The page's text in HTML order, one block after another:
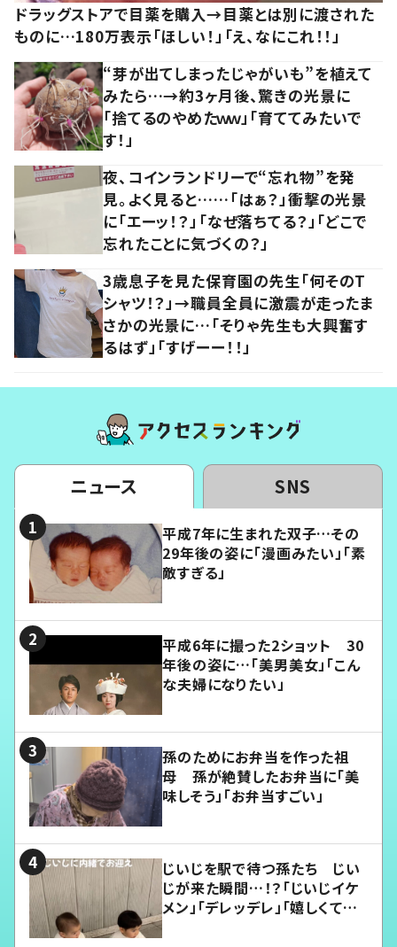
ドラッグストアで目薬を購入→目薬とは別に渡された
ものに…180万表示「ほしい！」「え、なにこれ！！」
“芽が出てしまったじゃがいも”を植えて
みたら…→約3ヶ月後、驚きの光景に
「捨てるのやめたｗｗ」「育ててみたいで
す！」
夜、コインランドリーで“忘れ物”を発
見。よく見ると……「はぁ？」衝撃の光景
に「エーッ！？」「なぜ落ちてる？」「どこで
忘れたことに気づくの？」
3歳息子を見た保育園の先生「何そのT
シャツ！？」→職員全員に激震が走ったま
さかの光景に…「そりゃ先生も大興奮す
るはず」「すげーー！！」
ニュース SNS
平成7年に生まれた双子…その
29年後の姿に「漫画みたい」「素
敵すぎる」
平成6年に撮った2ショット 30
年後の姿に…「美男美女」「こん
な夫婦になりたい」
孫のためにお弁当を作った祖
母 孫が絶賛したお弁当に「美
味しそう」「お弁当すごい」
じいじを駅で待つ孫たち じい
じが来た瞬間…！？「じいじイケ
メン」「デレッデレ」「嬉しくて可